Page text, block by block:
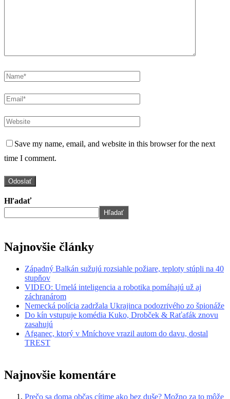
Save my name, email, and website in this browser for the next
time I comment.
Hľadať
Hľadať
Najnovšie články
Západný Balkán sužujú rozsiahle požiare, teploty stúpli na 40
stupňov
VIDEO: Umelá inteligencia a robotika pomáhajú už aj
záchranárom
Nemecká polícia zadržala Ukrajinca podozrivého zo špionáže
Do kín vstupuje komédia Kuko, Drobček & Raťafák znovu
zasahujú
Afganec, ktorý v Mníchove vrazil autom do davu, dostal
TREST
Najnovšie komentáre
Prečo sa doma občas cítime ako bez duše? Možno za to môže